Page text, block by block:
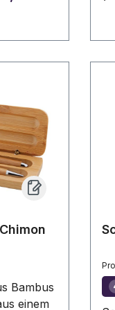
Bambus
einem